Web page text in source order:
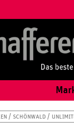
SCHÖNWALD